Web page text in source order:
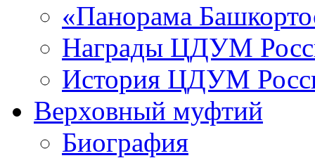
«Панорама
Награды ЦДУМ
История ЦДУМ
Верховный муфтий
Биография